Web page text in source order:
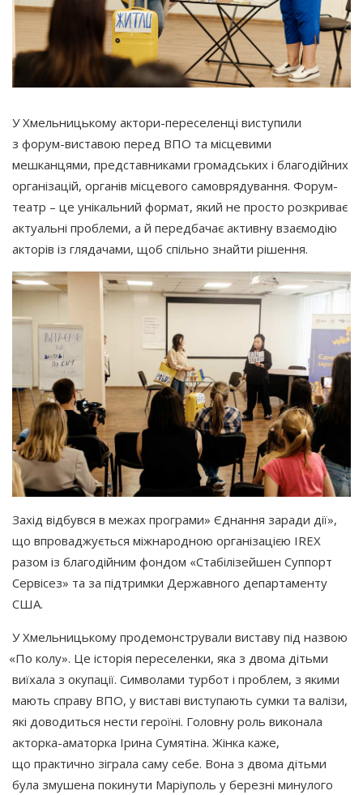
У Хмельницькому актори-переселенці виступили
з форум-виставою перед ВПО та місцевими
мешканцями, представниками громадських і благодійних
організацій, органів місцевого самоврядування. Форум-
театр – це унікальний формат, який не просто розкриває
актуальні проблеми, а й передбачає активну взаємодію
акторів із глядачами, щоб спільно знайти рішення.
Захід відбувся в межах програми» Єднання заради дії»,
що впроваджується міжнародною організацією IREX
разом із благодійним фондом «Стабілізейшен Суппорт
Сервісез» та за підтримки Державного департаменту
США​​​.​​
У Хмельницькому продемонстрували виставу під назвою
«По колу». Це історія переселенки, яка з двома дітьми
виїхала з окупації. Символами турбот і проблем, з якими
мають справу ВПО, у виставі виступають сумки та валізи,
які доводиться нести героїні. Головну роль виконала
акторка-аматорка Ірина Сумятіна. Жінка каже,
що практично зіграла саму себе. Вона з двома дітьми
була змушена покинути Маріуполь у березні минулого